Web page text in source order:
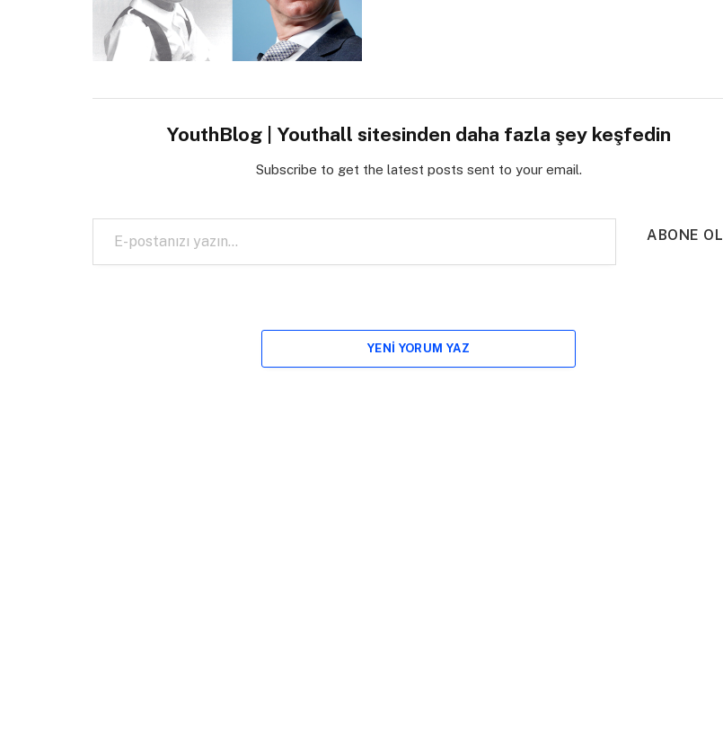
YouthBlog | Youthall sitesinden daha fazla şey keşfedin
Subscribe to get the latest posts sent to your email.
E-postanızı yazın…
ABONE OL
YENI YORUM YAZ